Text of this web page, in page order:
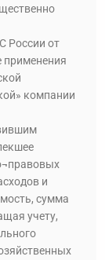
России от
применения
компании
и
сумма
учету,